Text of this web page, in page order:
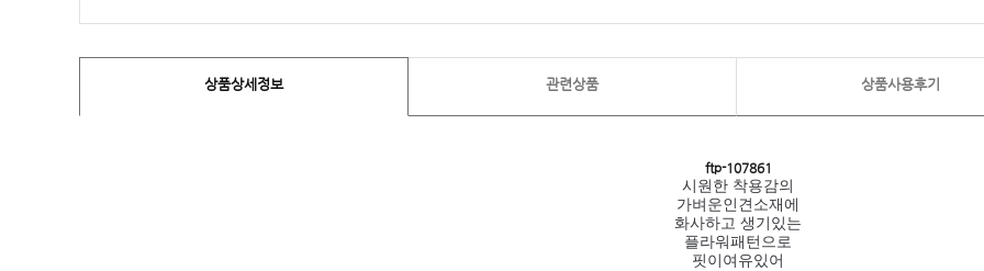
상품상세정보 관련상품 상품사용후기
ftp- 107861
시원한 착용감의
가벼운인견소재에
화사하고 생기있는
플라워패턴으로
핏이여유있어